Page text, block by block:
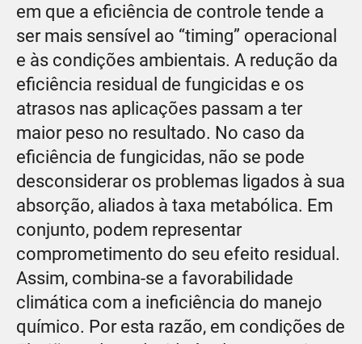
em que a eficiência de controle tende a
ser mais sensível ao “timing” operacional
e às condições ambientais. A redução da
eficiência residual de fungicidas e os
atrasos nas aplicações passam a ter
maior peso no resultado. No caso da
eficiência de fungicidas, não se pode
desconsiderar os problemas ligados à sua
absorção, aliados à taxa metabólica. Em
conjunto, podem representar
comprometimento do seu efeito residual.
Assim, combina-se a favorabilidade
climática com a ineficiência do manejo
químico. Por esta razão, em condições de